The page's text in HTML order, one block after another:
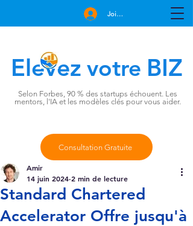
Elevez votre BIZ
Selon Forbes, 90 % des startups échouent. Les
mentors, l'IA et les modèles clés pour vous aider.
Consultation Gratuite
Join Free
Standard Chartered
Accelerator Offre jusqu'à
Amir
14 juin 2024 2 min de lecture